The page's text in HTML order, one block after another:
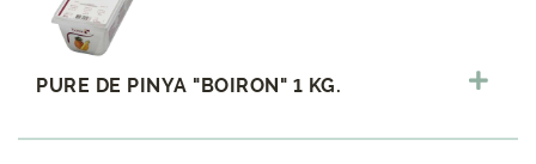
PURE DE PINYA "BOIRON" 1 KG.